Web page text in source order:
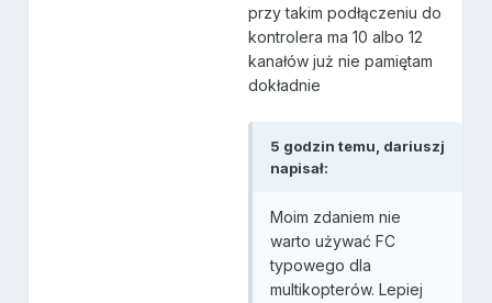
przy takim podłączeniu do
kontrolera ma 10 albo 12
kanałów już nie pamiętam
dokładnie
5 godzin temu, dariuszj
napisał:
Moim zdaniem nie
warto używać FC
typowego dla
multikopterów. Lepiej